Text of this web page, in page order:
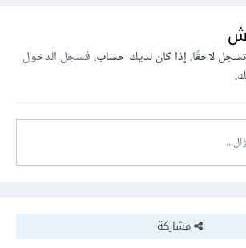
لاحقًا. إذا كان لديك حساب،فسجل الدخول
مشاركة